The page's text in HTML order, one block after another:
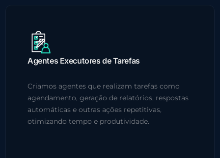
Agentes Executores de Tarefas
Criamos agentes que realizam tarefas como
agendamento, geração de relatórios, respostas
automáticas e outras ações repetitivas,
otimizando tempo e produtividade.